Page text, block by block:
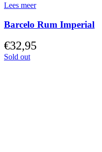
Lees meer
Barcelo Rum Imperial
€32,95
Sold out